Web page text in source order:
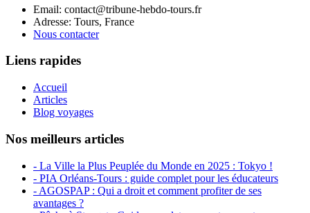
Email: contact@tribune-hebdo-tours.fr
Adresse: Tours, France
Nous contacter
Liens rapides
Accueil
Articles
Blog voyages
Nos meilleurs articles
- La Ville la Plus Peuplée du Monde en 2025 : Tokyo !
- PIA Orléans-Tours : guide complet pour les éducateurs
- AGOSPAP : Qui a droit et comment profiter de ses
avantages ?